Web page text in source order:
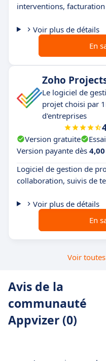
interventions,
Voir plus de détails
En
Zoho
Le logiciel de
projet choisi par
d'entreprises
Version gratuite
Version payante dès
Logiciel de gestion de
collaboration, suivis de
Voir plus de détails
En
Voir
Avis de la
communauté
Appvizer (0)